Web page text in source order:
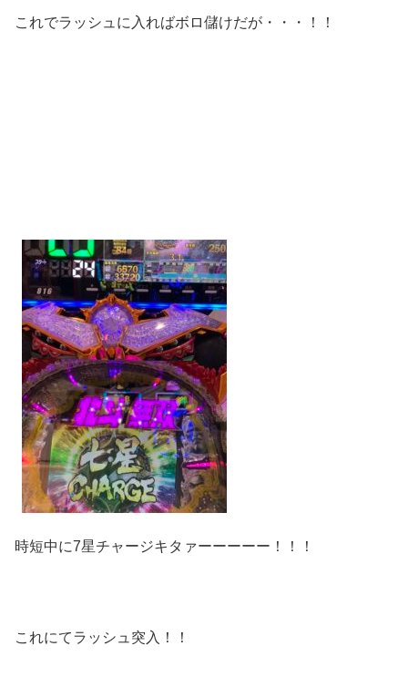
これでラッシュに入ればボロ儲けだが・・・！！
時短中に7星チャージキタァーーーーー！！！
これにてラッシュ突入！！